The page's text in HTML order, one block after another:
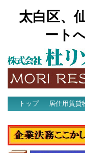
太白区、
ート
トップ 居住用賃貸